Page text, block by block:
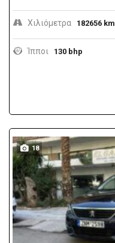
Χιλιόμετρα 182656 km
Ίπποι 130 bhp
18